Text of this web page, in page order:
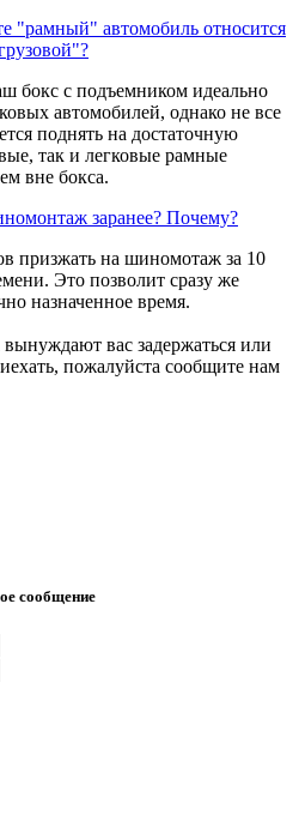
"рамный" автомобиль относится
бокс с подъемником идеально
автомобилей, однако не все
поднять на достаточную
так и легковые рамные
вне бокса.
заранее? Почему?
призжать на шиномотаж за 10
Это позволит сразу же
назначенное время.
вынуждают вас задержаться или
пожалуйста сообщите нам
сообщение